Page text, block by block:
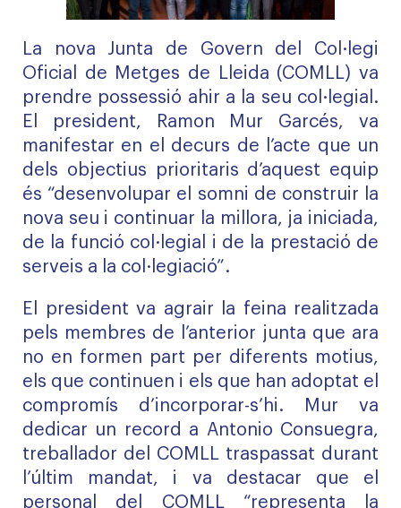
La nova Junta de Govern del Col·legi
Oficial de Metges de Lleida (COMLL) va
prendre possessió ahir a la seu col·legial.
El president, Ramon Mur Garcés, va
manifestar en el decurs de l’acte que un
dels objectius prioritaris d’aquest equip
és “desenvolupar el somni de construir la
nova seu i continuar la millora, ja iniciada,
de la funció col·legial i de la prestació de
serveis a la col·legiació”.
El president va agrair la feina realitzada
pels membres de l’anterior junta que ara
no en formen part per diferents motius,
els que continuen i els que han adoptat el
compromís d’incorporar-s’hi. Mur va
dedicar un record a Antonio Consuegra,
treballador del COMLL traspassat durant
l’últim mandat, i va destacar que el
personal del COMLL “representa la